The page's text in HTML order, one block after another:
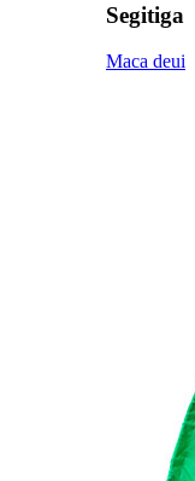
Segitiga
Maca deui